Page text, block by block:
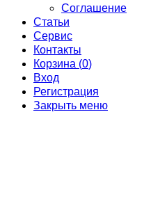
Соглашение
Статьи
Сервис
Контакты
Корзина (0)
Вход
Регистрация
Закрыть меню